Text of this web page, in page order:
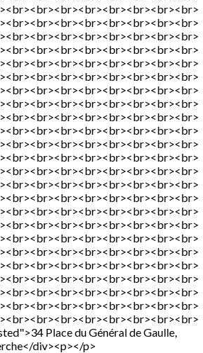
Place du Général de Gaulle,
div><p></p>